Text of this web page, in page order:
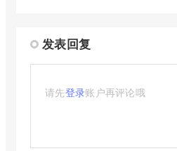
发表回复
请先登录账户再评论哦